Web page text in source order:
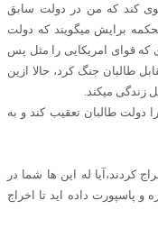
کند که من در دولت سابق
برایش میگویند که دولت
قوای امریکایی را مثل پس
طالبان جنگ کرد، حالا ازین
زندگی میکند.
دولت طالبان تعقیب کند و به
کردند،آیا له این ها شما در
و پاسپورت داده اید تا اخراج